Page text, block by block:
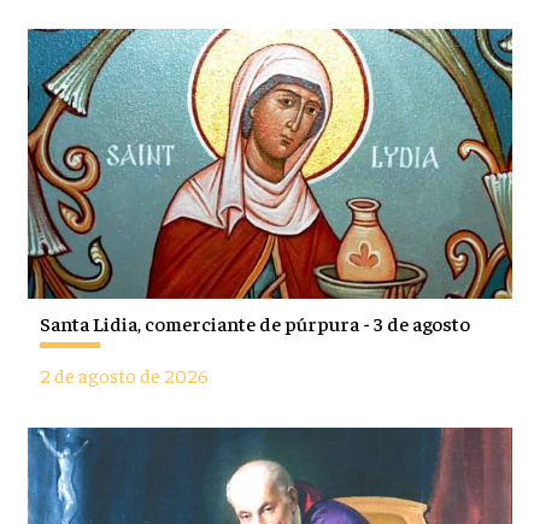
Santa Lidia, comerciante de púrpura - 3 de agosto
2 de agosto de 2026